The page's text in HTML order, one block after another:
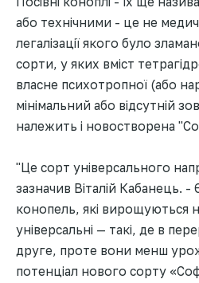
або технічними - це не
легалізації якого було
сорти, у яких вміст
власне психотропної (або
мінімальний або відсутній
належить і новостворена
"Це сорт універсального
зазначив Віталій Кабанець. -
конопель, які вирощуються
універсальні — такі, де в
друге, проте вони менш
потенціал нового сорту